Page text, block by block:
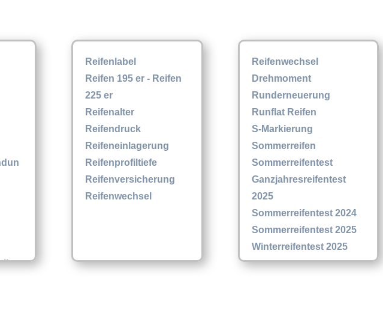
Reifenlabel
Reifen 195 er - Reifen
225 er
Reifenalter
Reifendruck
Reifeneinlagerung
Reifenprofiltiefe
Reifenversicherung
Reifenwechsel
Reifenwechsel
Drehmoment
Runderneuerung
Runflat Reifen
S-Markierung
Sommerreifen
Sommerreifentest
Ganzjahresreifentest
2025
Sommerreifentest 2024
Sommerreifentest 2025
Winterreifentest 2025